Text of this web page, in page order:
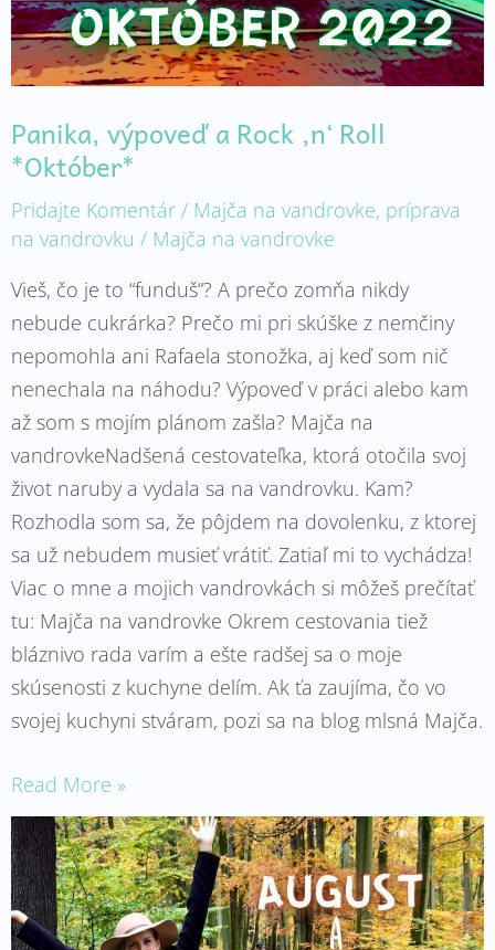
Panika, výpoveď a Rock ‚n‘ Roll
*Október*
Pridajte Komentár / Majča na vandrovke, príprava
na vandrovku / Majča na vandrovke
Vieš, čo je to “funduš“? A prečo zomňa nikdy
nebude cukrárka? Prečo mi pri skúške z nemčiny
nepomohla ani Rafaela stonožka, aj keď som nič
nenechala na náhodu? Výpoveď v práci alebo kam
až som s mojím plánom zašla? Majča na
vandrovkeNadšená cestovateľka, ktorá otočila svoj
život naruby a vydala sa na vandrovku. Kam?
Rozhodla som sa, že pôjdem na dovolenku, z ktorej
sa už nebudem musieť vrátiť. Zatiaľ mi to vychádza!
Viac o mne a mojich vandrovkách si môžeš prečítať
tu: Majča na vandrovke Okrem cestovania tiež
bláznivo rada varím a ešte radšej sa o moje
skúsenosti z kuchyne delím. Ak ťa zaujíma, čo vo
svojej kuchyni stváram, pozi sa na blog mlsná Majča.
Read More »
Ako
chutí
voľnosť
*August